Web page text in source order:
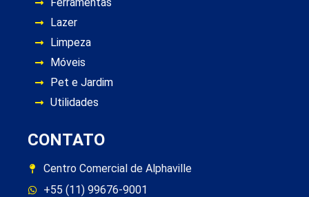
Lazer
Limpeza
Móveis
Pet e Jardim
Utilidades
CONTATO
Centro Comercial de Alphaville
+55 (11) 99676-9001